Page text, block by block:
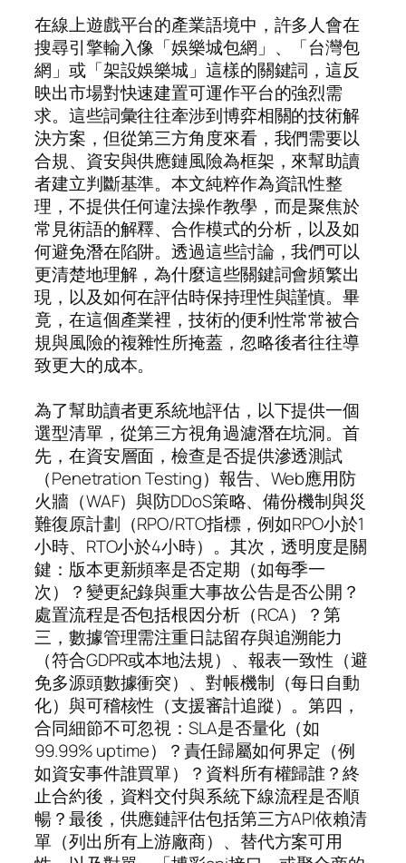
在線上遊戲平台的產業語境中，許多人會在
搜尋引擎輸入像「娛樂城包網」、「台灣包
網」或「架設娛樂城」這樣的關鍵詞，這反
映出市場對快速建置可運作平台的強烈需
求。這些詞彙往往牽涉到博弈相關的技術解
決方案，但從第三方角度來看，我們需要以
合規、資安與供應鏈風險為框架，來幫助讀
者建立判斷基準。本文純粹作為資訊性整
理，不提供任何違法操作教學，而是聚焦於
常見術語的解釋、合作模式的分析，以及如
何避免潛在陷阱。透過這些討論，我們可以
更清楚地理解，為什麼這些關鍵詞會頻繁出
現，以及如何在評估時保持理性與謹慎。畢
竟，在這個產業裡，技術的便利性常常被合
規與風險的複雜性所掩蓋，忽略後者往往導
致更大的成本。
為了幫助讀者更系統地評估，以下提供一個
選型清單，從第三方視角過濾潛在坑洞。首
先，在資安層面，檢查是否提供滲透測試
（Penetration Testing）報告、Web應用防
火牆（WAF）與防DDoS策略、備份機制與災
難復原計劃（RPO/RTO指標，例如RPO小於1
小時、RTO小於4小時）。其次，透明度是關
鍵：版本更新頻率是否定期（如每季一
次）？變更紀錄與重大事故公告是否公開？
處置流程是否包括根因分析（RCA）？第
三，數據管理需注重日誌留存與追溯能力
（符合GDPR或本地法規）、報表一致性（避
免多源頭數據衝突）、對帳機制（每日自動
化）與可稽核性（支援審計追蹤）。第四，
合同細節不可忽視：SLA是否量化（如
99.99% uptime）？責任歸屬如何界定（例
如資安事件誰買單）？資料所有權歸誰？終
止合約後，資料交付與系統下線流程是否順
暢？最後，供應鏈評估包括第三方API依賴清
單（列出所有上游廠商）、替代方案可用